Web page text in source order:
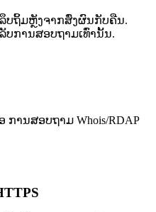
ບຖິ້ມຫຼັງຈາກສົ່ງຜົນກັບຄືນ.
ບການສອບຖາມເທົ່ານັ້ນ.
ານສອບຖາມ Whois/RDAP